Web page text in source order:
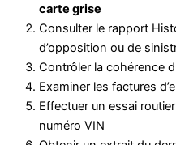
carte grise
Consulter le rapport
d’opposition ou de
Contrôler la cohérence
Examiner les factures
Effectuer un essai
numéro VIN